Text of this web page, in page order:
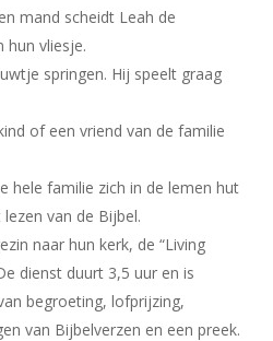
mand scheidt Leah de
hun vliesje.
springen. Hij speelt graag
of een vriend van de familie
hele familie zich in de lemen hut
van de Bijbel.
naar hun kerk, de “Living
dienst duurt 3,5 uur en is
begroeting, lofprijzing,
van Bijbelverzen en een preek.